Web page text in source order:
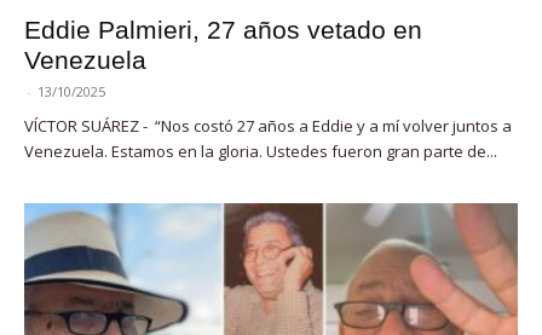
Eddie Palmieri, 27 años vetado en
Venezuela
- 13/10/2025
VÍCTOR SUÁREZ - “Nos costó 27 años a Eddie y a mí volver juntos a
Venezuela. Estamos en la gloria. Ustedes fueron gran parte de...